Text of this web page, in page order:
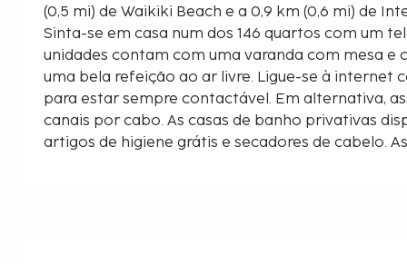
(0,5 mi) de Waikiki Beach e a 0,9 km (0,6 mi) de
Sinta-se em casa num dos 146 quartos com um
unidades contam com uma varanda com mesa e
uma bela refeição ao ar livre. Ligue-se à internet
para estar sempre contactável. Em alternativa,
canais por cabo. As casas de banho privativas
artigos de higiene grátis e secadores de cabelo.